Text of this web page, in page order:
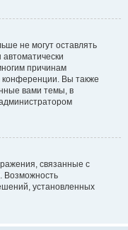
не могут оставлять
причинам
Вы также
вами темы, в
связанные с
Возможность
установленных